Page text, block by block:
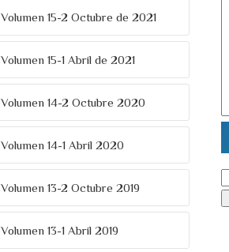
Volumen 15-2 Octubre de 2021
Volumen 15-1 Abril de 2021
Volumen 14-2 Octubre 2020
Volumen 14-1 Abril 2020
Volumen 13-2 Octubre 2019
Volumen 13-1 Abril 2019